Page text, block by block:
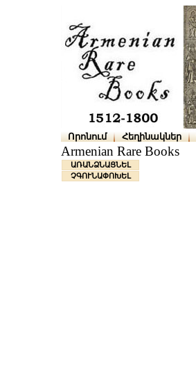
Որոնում Հեղինակներ
Armenian Rare Books
ԱՌԱՆՁՆԱՑՆԵԼ
ՉԳՈՒՆԱՓՈԽԵԼ